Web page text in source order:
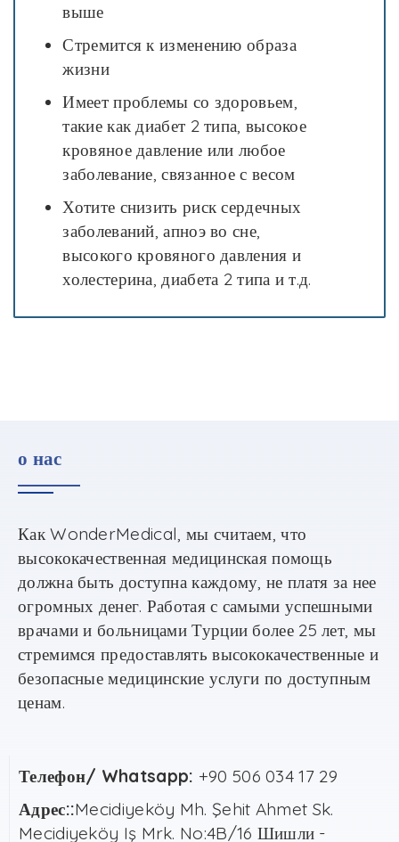
выше
Стремится к изменению образа
жизни
Имеет проблемы со здоровьем,
такие как диабет 2 типа, высокое
кровяное давление или любое
заболевание, связанное с весом
Хотите снизить риск сердечных
заболеваний, апноэ во сне,
высокого кровяного давления и
холестерина, диабета 2 типа и т.д.
о нас
КакWonderMedical, мы считаем,что
высококачественная медицинская помощь
должна быть доступна каждому,не платя за нее
огромных денег. Работая с самыми успешными
врачами и больницами Турции более 25лет, мы
стремимся предоставлять высококачественные и
безопасные медицинские услуги по доступным
ценам.
Телефон/ Whatsapp: +90 506 034 17 29
Адрес::Mecidiyeköy Mh. Şehit Ahmet Sk.
Mecidiyeköy Iş Mrk. No:4B/16 Шишли -